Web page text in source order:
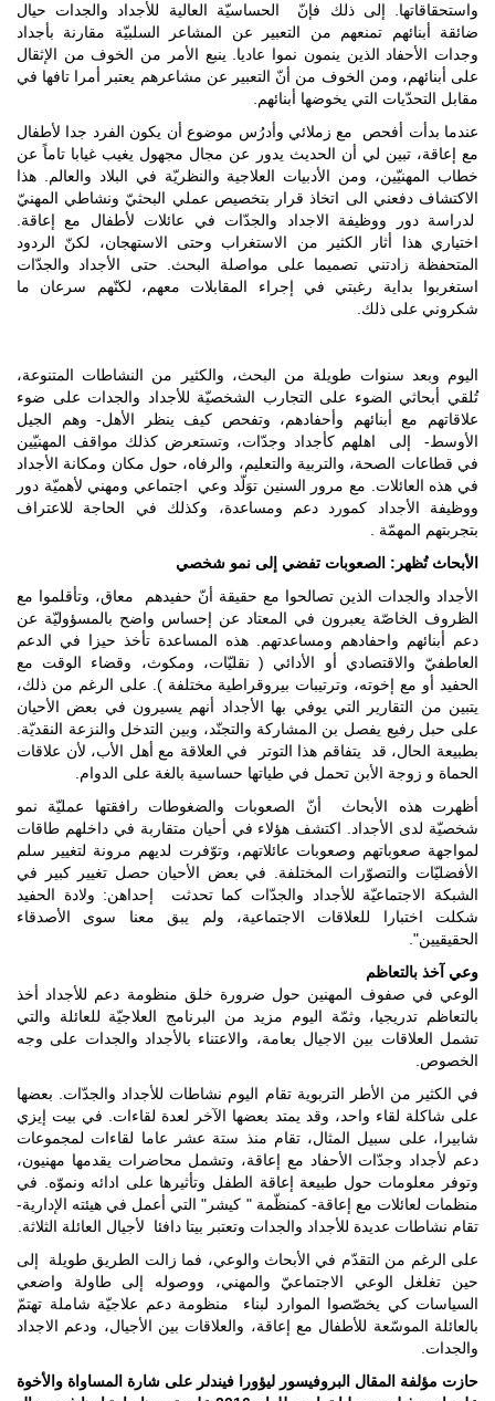
واستحقاقاتها. إلى ذلك فإنّ الحساسيّة العالية للأجداد والجدات حيال
ضائقة أبنائهم تمنعهم من التعبير عن المشاعر السلبيّة مقارنة بأجداد
وجدات الأحفاد الذين ينمون نموا عاديا. ينبع الأمر من الخوف من الإثقال
على أبنائهم، ومن الخوف من أنّ التعبير عن مشاعرهم يعتبر أمرا تافها في
مقابل التحدّيات التي يخوضها أبنائهم.
عندما بدأت أفحص مع زملائي وأدرُس موضوع أن يكون الفرد جدا لأطفال
مع إعاقة، تبين لي أن الحديث يدور عن مجال مجهول يغيب غيابا تاماً عن
خطاب المهنيّين، ومن الأدبيات العلاجية والنظريّة في البلاد والعالم. هذا
الاكتشاف دفعني الى اتخاذ قرار بتخصيص عملي البحثيّ ونشاطي المهنيّ
لدراسة دور ووظيفة الاجداد والجدّات في عائلات لأطفال مع إعاقة.
اختياري هذا أثار الكثير من الاستغراب وحتى الاستهجان، لكنّ الردود
المتحفظة زادتني تصميما على مواصلة البحث. حتى الأجداد والجدّات
استغربوا بداية رغبتي في إجراء المقابلات معهم، لكنّهم سرعان ما
شكروني على ذلك.
اليوم وبعد سنوات طويلة من البحث، والكثير من النشاطات المتنوعة،
تُلقي أبحاثي الضوء على التجارب الشخصيّة للأجداد والجدات على ضوء
علاقاتهم مع أبنائهم وأحفادهم، وتفحص كيف ينظر الأهل- وهم الجيل
الأوسط- إلى اهلهم كأجداد وجدّات، وتستعرض كذلك مواقف المهنيّين
في قطاعات الصحة، والتربية والتعليم، والرفاه، حول مكان ومكانة الأجداد
في هذه العائلات. مع مرور السنين توَلّد وعي اجتماعي ومهني لأهميّة دور
ووظيفة الأجداد كمورد دعم ومساعدة، وكذلك في الحاجة للاعتراف
بتجربتهم المهمّة .
الأبحاث تُظهر: الصعوبات تفضي إلى نمو شخصي
الأجداد والجدات الذين تصالحوا مع حقيقة أنّ حفيدهم معاق، وتأقلموا مع
الظروف الخاصّة يعبرون في المعتاد عن إحساس واضح بالمسؤوليّة عن
دعم أبنائهم واحفادهم ومساعدتهم. هذه المساعدة تأخذ حيزا في الدعم
العاطفيّ والاقتصادي أو الأدائي ( نقليّات، ومكوث، وقضاء الوقت مع
الحفيد أو مع إخوته، وترتيبات بيروقراطية مختلفة ). على الرغم من ذلك،
يتبين من التقارير التي يوفي بها الأجداد أنهم يسيرون في بعض الأحيان
على حبل رفيع يفصل بن المشاركة والتجنّد، وبين التدخل والنزعة النقديّة.
بطبيعة الحال، قد يتفاقم هذا التوتر في العلاقة مع أهل الأب، لأن علاقات
الحماة و زوجة الأبن تحمل في طياتها حساسية بالغة على الدوام.
أظهرت هذه الأبحاث أنّ الصعوبات والضغوطات رافقتها عمليّة نمو
شخصيّة لدى الأجداد. اكتشف هؤلاء في أحيان متقاربة في داخلهم طاقات
لمواجهة صعوباتهم وصعوبات عائلاتهم، وتوّفرت لديهم مرونة لتغيير سلم
الأفضليّات والتصوّرات المختلفة. في بعض الأحيان حصل تغيير كبير في
الشبكة الاجتماعيّة للأجداد والجدّات كما تحدثت إحداهن: ولادة الحفيد
شكلت اختبارا للعلاقات الاجتماعية، ولم يبق معنا سوى الأصدقاء
الحقيقيين".
وعي آخذ بالتعاظم
الوعي في صفوف المهنين حول ضرورة خلق منظومة دعم للأجداد أخذ
بالتعاظم تدريجيا، وثمّة اليوم مزيد من البرنامج العلاجيّة للعائلة والتي
تشمل العلاقات بين الاجيال بعامة، والاعتناء بالأجداد والجدات على وجه
الخصوص.
في الكثير من الأطر التربوية تقام اليوم نشاطات للأجداد والجدّات. بعضها
على شاكلة لقاء واحد، وقد يمتد بعضها الآخر لعدة لقاءات. في بيت إيزي
شابيرا، على سبيل المثال، تقام منذ ستة عشر عاما لقاءات لمجموعات
دعم لأجداد وجدّات الأحفاد مع إعاقة، وتشمل محاضرات يقدمها مهنيون،
وتوفر معلومات حول طبيعة إعاقة الطفل وتأثيرها على ادائه ونموّه. في
منظمات لعائلات مع إعاقة- كمنظّمة " كيشر" التي أعمل في هيئته الإدارية-
تقام نشاطات عديدة للأجداد والجدات وتعتبر بيتا دافئا لأجيال العائلة الثلاثة.
على الرغم من التقدّم في الأبحاث والوعي، فما زالت الطريق طويلة إلى
حين تغلغل الوعي الاجتماعيّ والمهني، ووصوله إلى طاولة واضعي
السياسات كي يخصّصوا الموارد لبناء منظومة دعم علاجيّة شاملة تهتمّ
بالعائلة الموسّعة للأطفال مع إعاقة، والعلاقات بين الأجيال، ودعم الاجداد
والجدات.
حازت مؤلفة المقال البروفيسور ليؤورا فيندلر على شارة المساواة والأخوة